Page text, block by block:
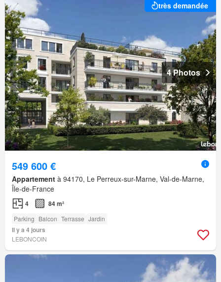
très demandée
4 Photos
549 600 €
Appartement à 94170, Le Perreux-sur-Marne, Val-de-Marne,
Île-de-France
4 84 m²
Parking Balcon Terrasse Jardin
Il y a 4 jours
LEBONCOIN